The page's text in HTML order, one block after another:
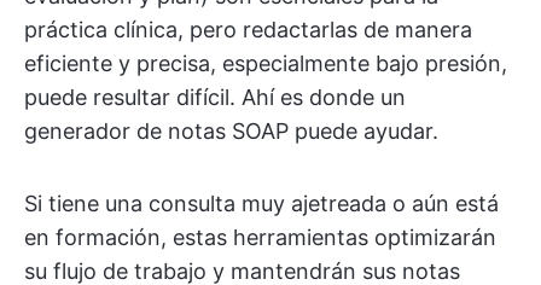
práctica clínica, pero redactarlas de manera
eficiente y precisa, especialmente bajo presión,
puede resultar difícil. Ahí es donde un
generador de notas SOAP puede ayudar.
Si tiene una consulta muy ajetreada o aún está
en formación, estas herramientas optimizarán
su flujo de trabajo y mantendrán sus notas